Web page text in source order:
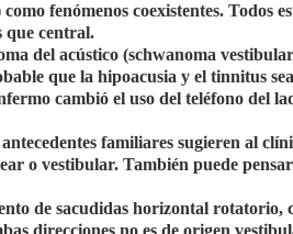
fenómenos coexistentes. Todos
que central.
del acústico (schwanoma
que la hipoacusia y el tinnitus
cambió el uso del teléfono del
familiares sugieren al
o vestibular. También puede
de sacudidas horizontal rotatorio,
direcciones no es de origen